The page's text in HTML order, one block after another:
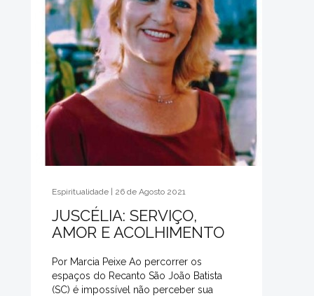
Espiritualidade | 26 de Agosto 2021
JUSCÉLIA: SERVIÇO,
AMOR E ACOLHIMENTO
Por Marcia Peixe Ao percorrer os
espaços do Recanto São João Batista
(SC) é impossível não perceber sua